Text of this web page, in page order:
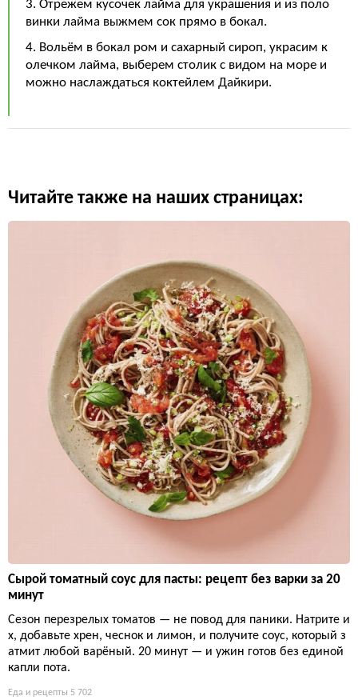
3. Отрежем кусочек лайма для украшения и из поло
винки лайма выжмем сок прямо в бокал.
4. Вольём в бокал ром и сахарный сироп, украсим к
олечком лайма, выберем столик с видом на море и
можно наслаждаться коктейлем Дайкири.
Читайте также на наших страницах:
Сырой томатный соус для пасты: рецепт без варки за 20
минут
Сезон перезрелых томатов — не повод для паники. Натрите и
х, добавьте хрен, чеснок и лимон, и получите соус, который з
атмит любой варёный. 20 минут — и ужин готов без единой
капли пота.
Еда и рецепты 5 702